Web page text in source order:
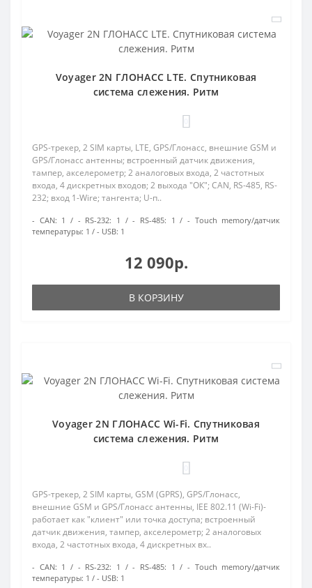
Voyager 2N ГЛОНАСС LTE. Спутниковая
система слежения. Ритм
GPS-трекер, 2 SIM карты, LTE, GPS/Глонасс, внешние GSM и
GPS/Глонасс антенны; встроенный датчик движения,
тампер, акселерометр; 2 аналоговых входа, 2 частотных
входа, 4 дискретных входов; 2 выхода "ОК"; CAN, RS-485, RS-
232; вход 1-Wire; тангента; U-п..
- CAN: 1 - RS-232: 1 - RS-485: 1
- Touch memory/датчик
температуры: 1 - USB: 1
12 090р.
В КОРЗИНУ
Voyager 2N ГЛОНАСС Wi-Fi. Спутниковая
система слежения. Ритм
GPS-трекер, 2 SIM карты, GSM (GPRS), GPS/Глонасс,
внешние GSM и GPS/Глонасс антенны, IEE 802.11 (Wi-Fi)-
работает как "клиент" или точка доступа; встроенный
датчик движения, тампер, акселерометр; 2 аналоговых
входа, 2 частотных входа, 4 дискретных вх..
- CAN: 1 - RS-232: 1 - RS-485: 1
- Touch memory/датчик
температуры: 1 - USB: 1